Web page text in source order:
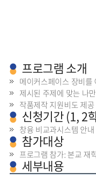
프로그램 소개
메이커스페이스 장비
제시된 주제에 맞는 나
작품제작 지원비도 제
신청기간 (1, 2
창융 비교과시스템 안내
참가대상
프로그램 참가: 본교 재
세부내용